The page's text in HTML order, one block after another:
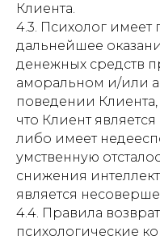
Клиента.
4.3. Психолог имеет
дальнейшее
денежных средств
аморальном и/или
поведении
что Клиент
либо имеет
умственную
снижения
является
4.4. Правила
психологические